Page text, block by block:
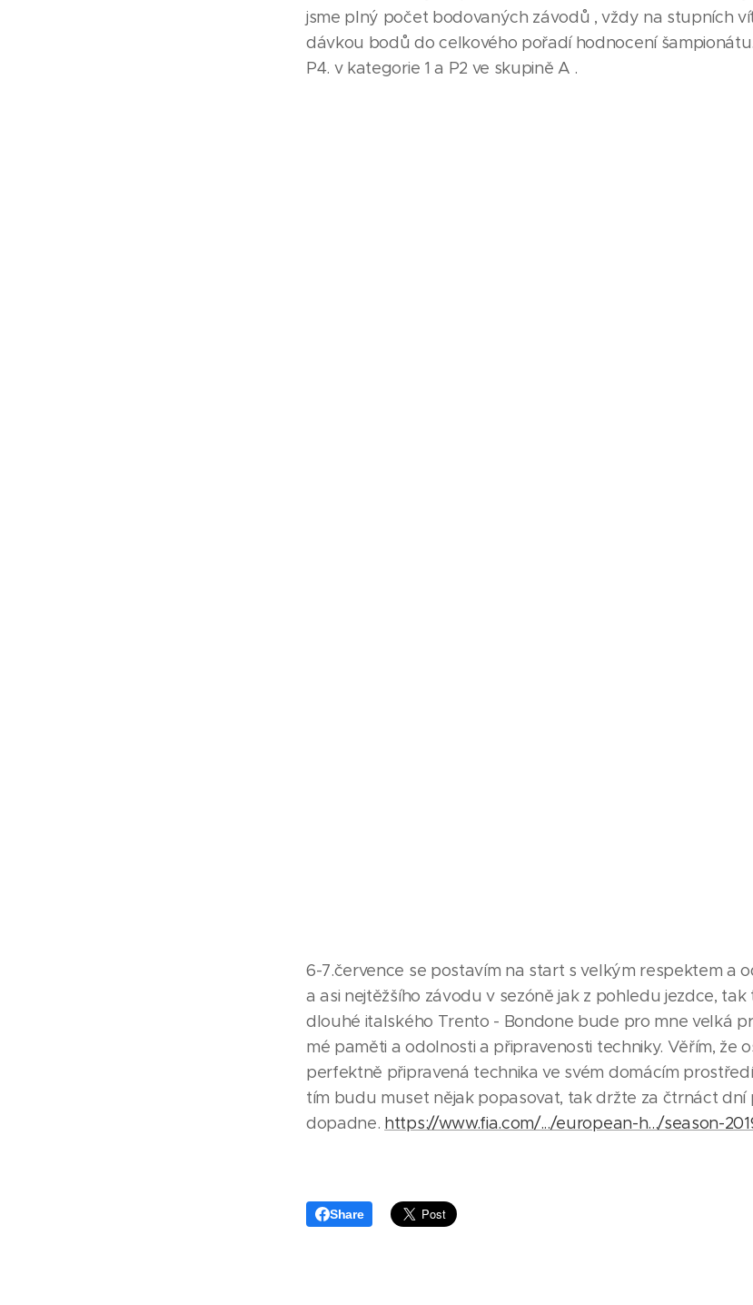
jsme plný počet bodovaných závodů , vždy na stupních
dávkou bodů do celkového pořadí hodnocení
P4. v kategorie 1 a P2 ve skupině A .
6-7.července se postavím na start s velkým respektem a
a asi nejtěžšího závodu v sezóně jak z pohledu jezdce, tak
dlouhé italského Trento - Bondone bude pro mne velká
mé paměti a odolnosti a připravenosti techniky. Věřím, že
perfektně připravená technika ve svém domácím
tím budu muset nějak popasovat, tak držte za čtrnáct dní
dopadne. https://www.fia.com/.../european-h.../season-
Share